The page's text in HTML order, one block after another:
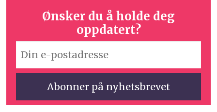
Ønsker du å holde deg
oppdatert?